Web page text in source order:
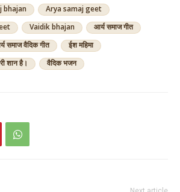
bhajan
Arya samaj geet
Vaidik bhajan
आर्य समाज गीत
समाज वैदिक गीत
ईश महिमा
शान है।
वैदिक भजन